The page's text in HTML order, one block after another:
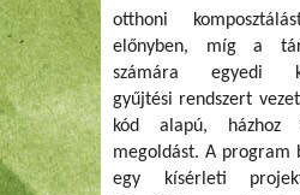
otthoni
előnyben, míg a
számára egyedi
gyűjtési rendszert
kód alapú, házhoz
megoldást. A program
egy kísérleti